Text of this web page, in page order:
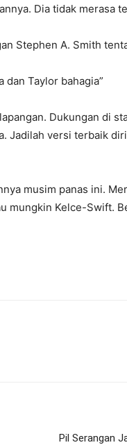
Dia tidak merasa
Stephen A. Smith
dan Taylor bahagia”
Dukungan di
Jadilah versi terbaik
musim panas ini.
mungkin Kelce-Swift.
Pil Serangan